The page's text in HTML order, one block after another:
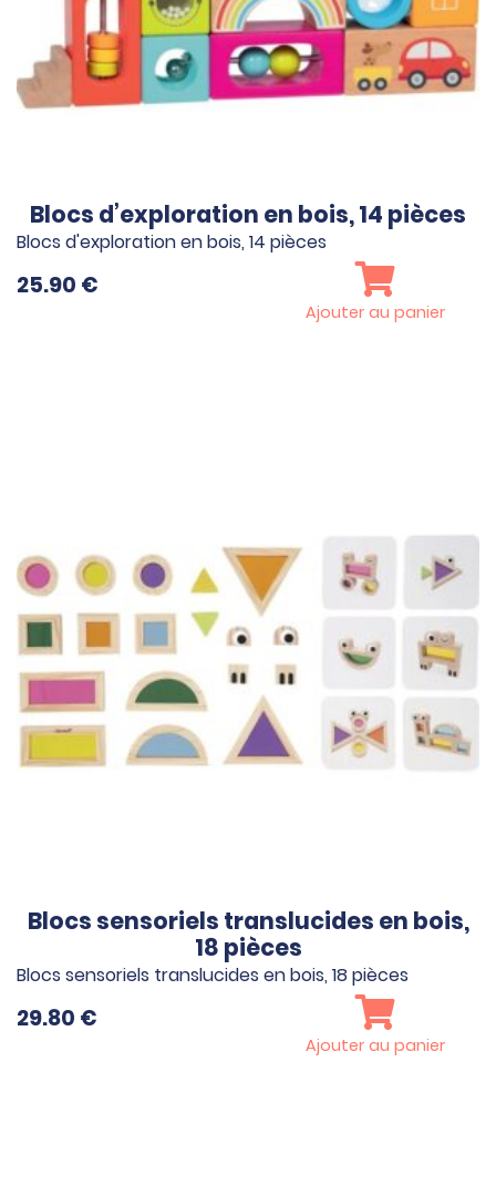
Blocs d’exploration en bois, 14 pièces
Blocs d'exploration en bois, 14 pièces
25.90 €
Ajouter au panier
Blocs sensoriels translucides en bois,
18 pièces
Blocs sensoriels translucides en bois, 18 pièces
29.80 €
Ajouter au panier